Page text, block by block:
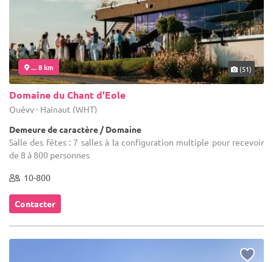
... 8 km (51)
Domaine du Chant d'Eole
Quévy - Hainaut (WHT)
Demeure de caractère / Domaine
Salle des fêtes : 7 salles à la configuration multiple pour recevoir
de 8 à 800 personnes
10-800
Contacter